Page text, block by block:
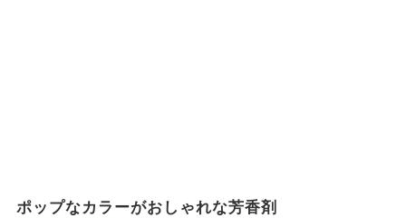
ポップなカラーがおしゃれな芳香剤